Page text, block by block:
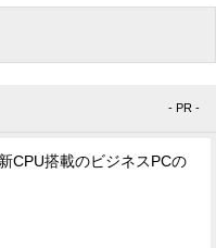
- PR -
CPU搭載のビジネスPCの